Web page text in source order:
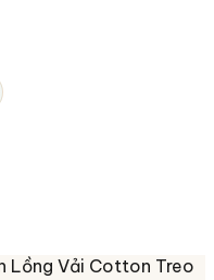
Lồng Vải Cotton Treo